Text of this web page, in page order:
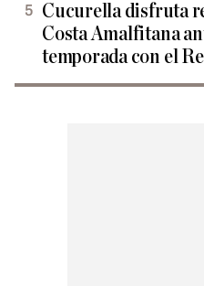
Cucurella disfruta
Costa Amalfitana
temporada con el